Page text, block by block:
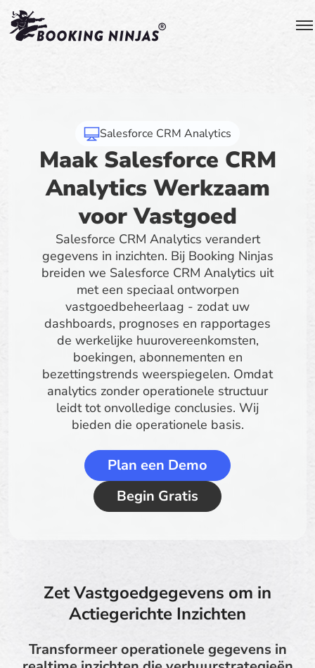
Salesforce CRM Analytics
Maak Salesforce CRM
Analytics Werkzaam
voor Vastgoed
Salesforce CRM Analytics verandert
gegevens in inzichten. Bij Booking Ninjas
breiden we Salesforce CRM Analytics uit
met een speciaal ontworpen
vastgoedbeheerlaag - zodat uw
dashboards, prognoses en rapportages
de werkelijke huurovereenkomsten,
boekingen, abonnementen en
bezettingstrends weerspiegelen. Omdat
analytics zonder operationele structuur
leidt tot onvolledige conclusies. Wij
bieden die operationele basis.
Plan een Demo
Begin Gratis
Zet Vastgoedgegevens om in
Actiegerichte Inzichten
Transformeer operationele gegevens in